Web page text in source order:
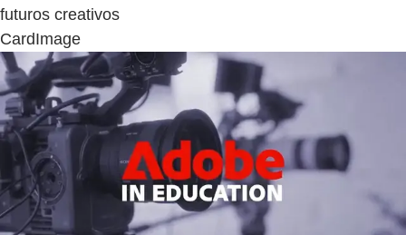
futuros creativos
CardImage